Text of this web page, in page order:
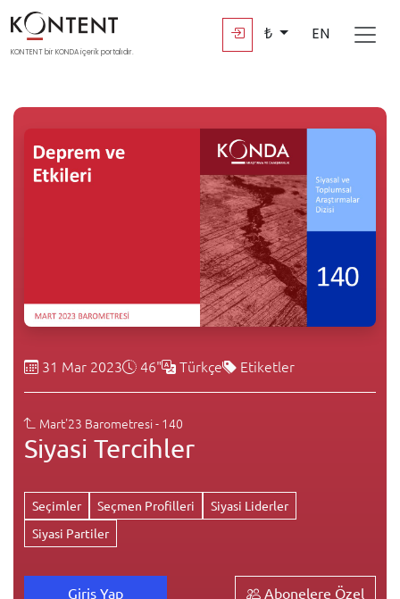
KONTENT bir KONDA içerik portalıdır.
₺ EN
31 Mar 2023 46" Türkçe Etiketler
Mart'23 Barometresi - 140
Siyasi Tercihler
Seçimler Seçmen Profilleri
Siyasi Liderler
Siyasi Partiler
Giriş Yap Abonelere Özel